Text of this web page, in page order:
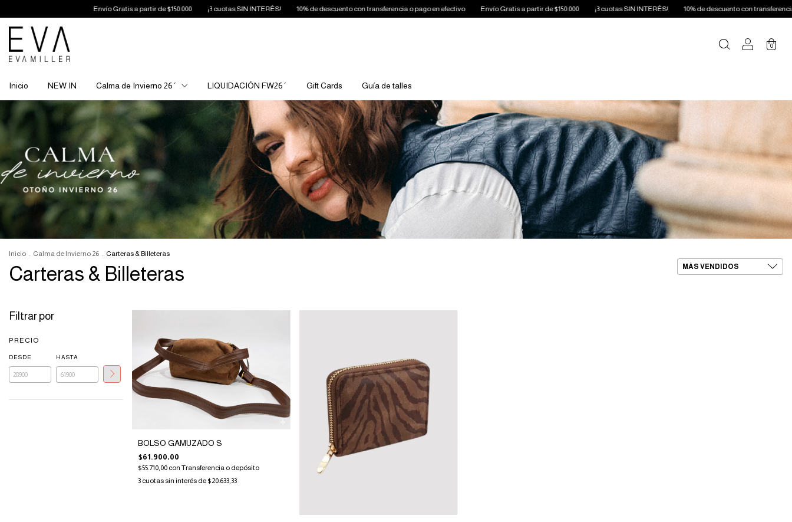
Envío Gratis a partir de $150.000 ¡3 cuotas SIN INTERÉS! 10% de descuento con transferencia o pago en efectivo Envío Gratis a partir de $150.000 ¡3 cuotas SIN INTERÉS! 10% de descuento con transferencia o
0
Inicio NEW IN Calma de Invierno 26´ LIQUIDACIÓN FW26´ Gift Cards Guía de talles
Inicio . Calma de Invierno 26 . Carteras & Billeteras
Carteras & Billeteras
Filtrar por
PRECIO
DESDE HASTA
BOLSO GAMUZADO S
$61.900,00
$55.710,00 con Transferencia o depósito
3 cuotas sin interés de $20.633,33